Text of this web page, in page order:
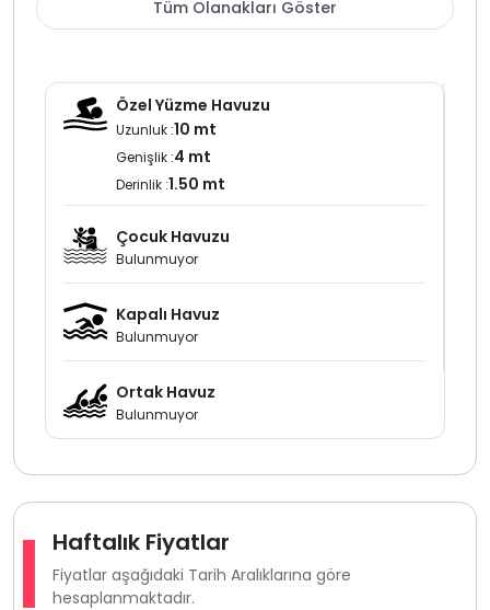
özel hale getirir.
arayanlar için bu villa güçlü bir seçenektir. 8 kişilik
kapasitesi merkeze yakın konumu jakuzili yapısı ve lüks
detaylarıyla villa kiralama planı yapan aileler ve
arkadaş grupları için konforlu bir tatil imkanı sunar.
Tüm Olanakları Göster
Özel Yüzme Havuzu
Uzunluk :10 mt
Genişlik :4 mt
Derinlik :1.50 mt
Çocuk Havuzu
Bulunmuyor
Kapalı Havuz
Bulunmuyor
Ortak Havuz
Bulunmuyor
Haftalık Fiyatlar
Fiyatlar aşağıdaki Tarih Aralıklarına göre
hesaplanmaktadır.